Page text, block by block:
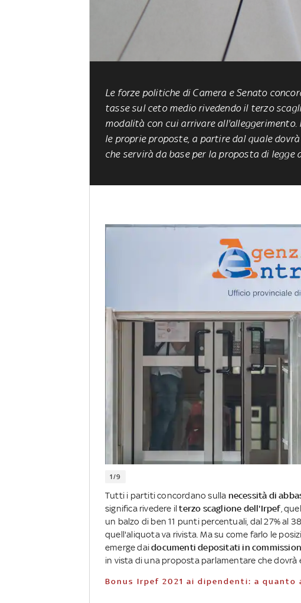
Le forze politiche di Camera e Senato
tasse sul ceto mediorivedendo il terzo
modalità con cui arrivare
le proprie proposte, a partire dal quale
che servirà da base per la proposta di
1/9
Tutti i partiti concordano sulla necessità di
significa rivedere ilterzo scaglione dell'Irpef,
un balzo di ben 11 punti percentuali, dal 27% al
quell'aliquota va rivista. Ma su come farlo le
emerge daidocumenti depositati in
in vista di una proposta parlamentare che
Bonus Irpef 2021 ai dipendenti: a